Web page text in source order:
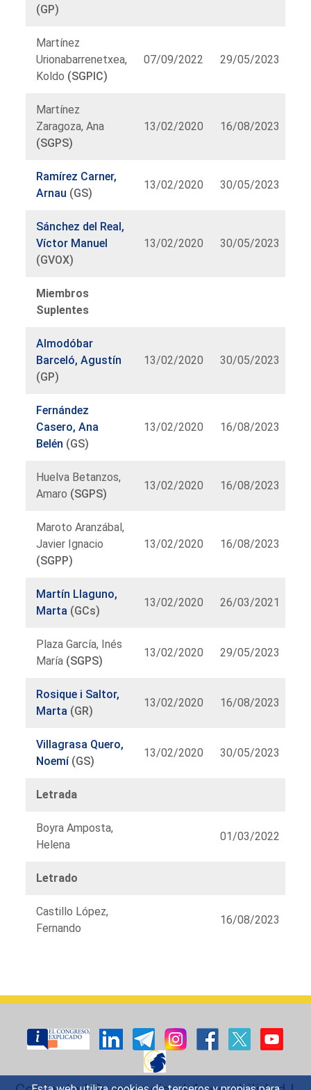
órganos
(GP)
Martínez
Urionabarrenetxea,
Koldo (SGPIC)
07/09/2022 29/05/2023
Martínez
Zaragoza, Ana
(SGPS)
13/02/2020 16/08/2023
Ramírez Carner,
Arnau (GS)
13/02/2020 30/05/2023
Sánchez del Real,
Víctor Manuel
(GVOX)
13/02/2020 30/05/2023
Miembros
Suplentes
Almodóbar
Barceló, Agustín
(GP)
13/02/2020 30/05/2023
Fernández
Casero, Ana
Belén (GS)
13/02/2020 16/08/2023
Huelva Betanzos,
Amaro (SGPS)
13/02/2020 16/08/2023
Maroto Aranzábal,
Javier Ignacio
(SGPP)
13/02/2020 16/08/2023
Martín Llaguno,
Marta (GCs)
13/02/2020 26/03/2021
Plaza García, Inés
María (SGPS)
13/02/2020 29/05/2023
Rosique i Saltor,
Marta (GR)
13/02/2020 16/08/2023
Villagrasa Quero,
Noemí (GS)
13/02/2020 30/05/2023
Letrada
Boyra Amposta,
Helena
01/03/2022
Letrado
Castillo López,
Fernando
16/08/2023